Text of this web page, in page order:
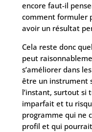
encore faut-il
comment formuler
avoir un résultat
Cela reste donc
peut
s’améliorer dans
être un instrument
l’instant, surtout si
imparfait et tu
programme qui ne
profil et qui